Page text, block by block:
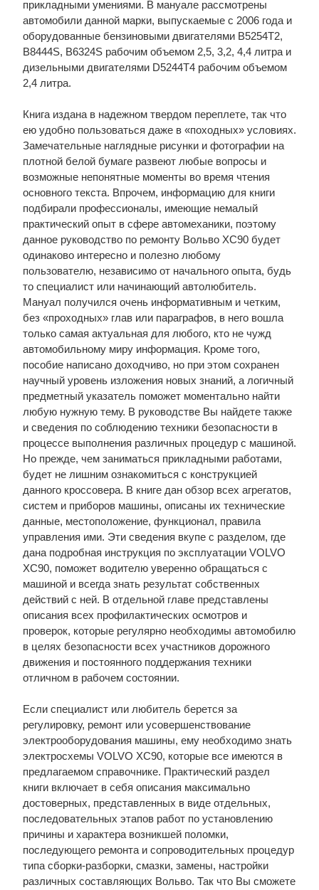
прикладными умениями. В мануале рассмотрены
автомобили данной марки, выпускаемые с 2006 года и
оборудованные бензиновыми двигателями B5254T2,
B8444S, B6324S рабочим объемом 2,5, 3,2, 4,4 литра и
дизельными двигателями D5244T4 рабочим объемом
2,4 литра.
Книга издана в надежном твердом переплете, так что
ею удобно пользоваться даже в «походных» условиях.
Замечательные наглядные рисунки и фотографии на
плотной белой бумаге развеют любые вопросы и
возможные непонятные моменты во время чтения
основного текста. Впрочем, информацию для книги
подбирали профессионалы, имеющие немалый
практический опыт в сфере автомеханики, поэтому
данное руководство по ремонту Вольво XC90 будет
одинаково интересно и полезно любому
пользователю, независимо от начального опыта, будь
то специалист или начинающий автолюбитель.
Мануал получился очень информативным и четким,
без «проходных» глав или параграфов, в него вошла
только самая актуальная для любого, кто не чужд
автомобильному миру информация. Кроме того,
пособие написано доходчиво, но при этом сохранен
научный уровень изложения новых знаний, а логичный
предметный указатель поможет моментально найти
любую нужную тему. В руководстве Вы найдете также
и сведения по соблюдению техники безопасности в
процессе выполнения различных процедур с машиной.
Но прежде, чем заниматься прикладными работами,
будет не лишним ознакомиться с конструкцией
данного кроссовера. В книге дан обзор всех агрегатов,
систем и приборов машины, описаны их технические
данные, местоположение, функционал, правила
управления ими. Эти сведения вкупе с разделом, где
дана подробная инструкция по эксплуатации VOLVO
XC90, поможет водителю уверенно обращаться с
машиной и всегда знать результат собственных
действий с ней. В отдельной главе представлены
описания всех профилактических осмотров и
проверок, которые регулярно необходимы автомобилю
в целях безопасности всех участников дорожного
движения и постоянного поддержания техники
отличном в рабочем состоянии.
Если специалист или любитель берется за
регулировку, ремонт или усовершенствование
электрооборудования машины, ему необходимо знать
электросхемы VOLVO XC90, которые все имеются в
предлагаемом справочнике. Практический раздел
книги включает в себя описания максимально
достоверных, представленных в виде отдельных,
последовательных этапов работ по установлению
причины и характера возникшей поломки,
последующего ремонта и сопроводительных процедур
типа сборки-разборки, смазки, замены, настройки
различных составляющих Вольво. Так что Вы сможете